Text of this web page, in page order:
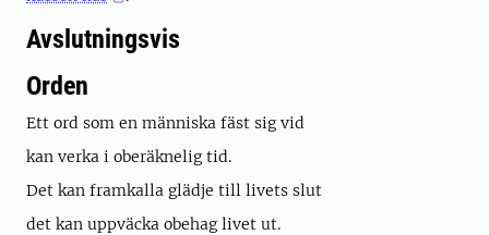
Avslutningsvis
Orden
Ett ord som en människa fäst sig vid
kan verka i oberäknelig tid.
Det kan framkalla glädje till livets slut
det kan uppväcka obehag livet ut.